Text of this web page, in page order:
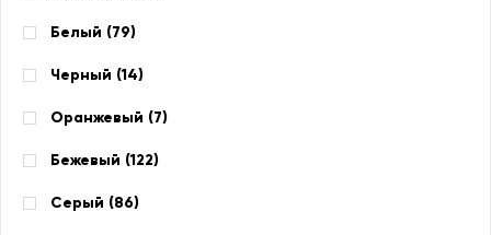
Белый (79)
Черный (14)
Оранжевый (7)
Бежевый (122)
Серый (86)